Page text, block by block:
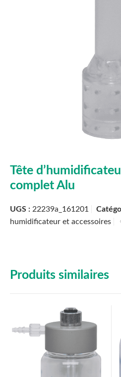
Tête
complet Alu
UGS : 22239a_161201
humidificateur et accessoires
Produits similaires